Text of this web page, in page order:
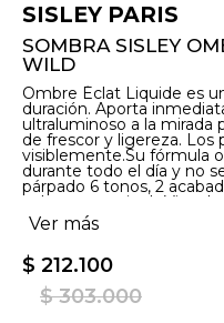
SISLEY PARIS
SOMBRA SISLEY
WILD
Ombre Éclat Liquide es
duración. Aporta
ultraluminoso a la mirada
de frescor y ligereza. Los
visiblemente.Su fórmula
durante todo el día y no
párpado 6 tonos, 2
color en tu mirada.Viste la
permite una cobertura
ligero o más intenso, en
suave punta de precisión,
ultrasensorial. Los 6
brillantes, se
superponerse fácilmente
Ver más
$ 212.100
$ 303.000